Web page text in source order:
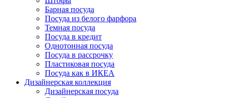
Барная посуда
Посуда из белого фарфора
Темная посуда
Посуда в кредит
Однотонная посуда
Посуда в рассрочку
Пластиковая посуда
Посуда как в ИКЕА
Дизайнерская коллекция
Дизайнерская посуда